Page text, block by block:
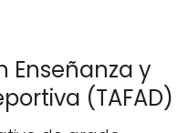
Enseñanza y
(TAFAD)